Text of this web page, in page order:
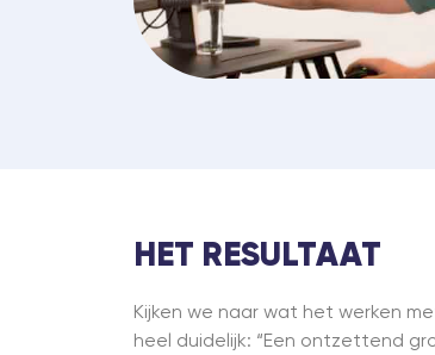
HET RESULTAAT
Kijken we naar wat het werken
heel duidelijk: “Een ontzettend